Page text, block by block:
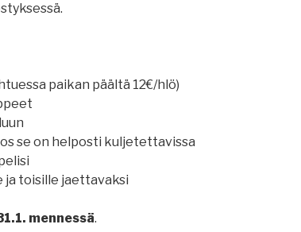
paikan päältä 12€/hlö)
se on helposti kuljetettavissa
ja toisille jaettavaksi
mennessä.